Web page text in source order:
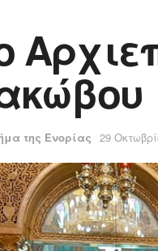
της Ενορίας 29